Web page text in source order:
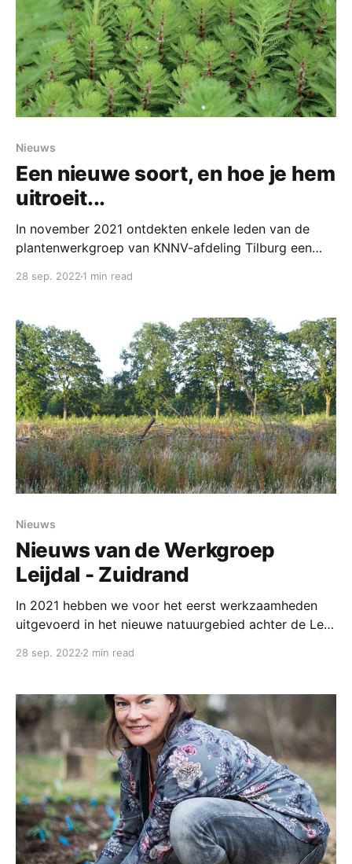
Nieuws
Een nieuwe soort, en hoe je hem
uitroeit...
In november 2021 ontdekten enkele leden van de
plantenwerkgroep van KNNV-afdeling Tilburg een
Verpleeghuis. De soort lijkt veel op het
uit Zuid-Amerika. Parelvederkruid is vanuit aquaria in
onze wateren terecht gekomen en kan
28 sep. 2022 1 min read
Nieuws
Nieuws van de Werkgroep
Leijdal - Zuidrand
In 2021 hebben we voor het eerst werkzaamheden
uitgevoerd in het nieuwe natuurgebied achter de Leij,
stellen. Een deel van dit gebied (ten westen van de
maar voor het gedeelte achter het Verpleeghuis
28 sep. 2022 2 min read